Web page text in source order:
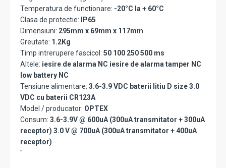
Temperatura de functionare: -20°C la + 60°C
Clasa de protectie:
IP65
Dimensiuni: 295mm x 69mm x 117mm
Greutate: 1.2Kg
Timp intrerupere fascicol: 50 100 250 500 ms
Altele: iesire de alarma NC iesire de alarma tamper NC
low battery NC
Tensiune alimentare: 3.6-3.9 VDC baterii litiu D size 3.0
VDC cu baterii CR123A
Model / producator: OPTEX
Consum: 3.6-3.9V @ 600uA (300uA transmitator + 300uA
receptor) 3.0 V @ 700uA (300uA transmitator + 400uA
receptor)
"